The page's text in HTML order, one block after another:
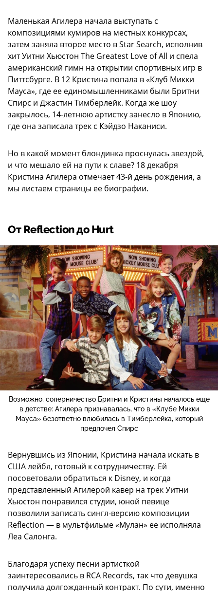
Маленькая Агилера начала выступать с
композициями кумиров на местных конкурсах,
затем заняла второе место в Star Search, исполнив
хит Уитни Хьюстон The Greatest Love of All и спела
американский гимн на открытии спортивных игр в
Питтсбурге. В 12 Кристина попала в «Клуб Микки
Мауса», где ее единомышленниками были Бритни
Спирс и Джастин Тимберлейк. Когда же шоу
закрылось, 14-летнюю артистку занесло в Японию,
где она записала трек с Кэйдзо Наканиси.
Но в какой момент блондинка проснулась звездой,
и что мешало ей на пути к славе? 18 декабря
Кристина Агилера отмечает 43-й день рождения, а
мы листаем страницы ее биографии.
От Reflection до Hurt
Возможно, соперничество Бритни и Кристины началось еще
в детстве: Агилера признавалась, что в «Клубе Микки
Мауса» безответно влюбилась в Тимберлейка, который
предпочел Спирс
Вернувшись из Японии, Кристина начала искать в
США лейбл, готовый к сотрудничеству. Ей
посоветовали обратиться к Disney, и когда
представленный Агилерой кавер на трек Уитни
Хьюстон понравился студии, юной певице
позволили записать сингл-версию композиции
Reflection — в мультфильме «Мулан» ее исполняла
Леа Салонга.
Благодаря успеху песни артисткой
заинтересовались в RCA Records, так что девушка
получила долгожданный контракт. По сути, именно